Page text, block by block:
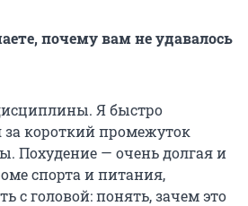
почему вам не удавалось
Я быстро
за короткий промежуток
Похудение — очень долгая и
спорта и питания,
с головой: понять, зачем это